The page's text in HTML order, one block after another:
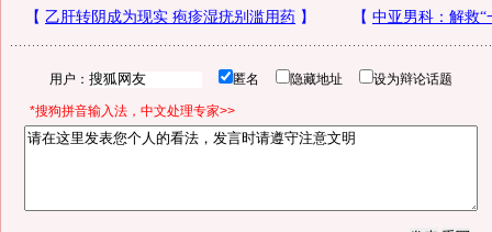
用户： 匿名 隐藏地址 设为辩论话题
*搜狗拼音输入法，中文处理专家>>